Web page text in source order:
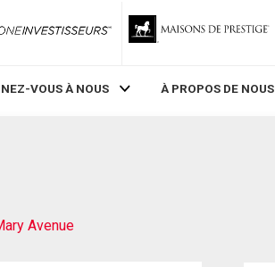
ZoneInvestisseurs RLP
VOUS À NOUS À PROPOS DE NOUS
Avenue